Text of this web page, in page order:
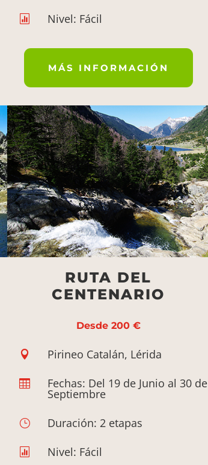
 Nivel: Fácil
MÁS INFORMACIÓN
RUTA DEL
CENTENARIO
Desde 200 €
 Pirineo Catalán, Lérida
 Fechas: Del 19 de Junio al 30 de
Septiembre
} Duración: 2 etapas
 Nivel: Fácil